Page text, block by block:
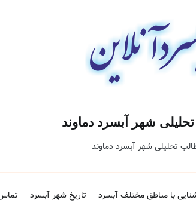
تحلیلی شهر آبسرد دماوند
تحلیلی شهر آبسرد دماوند
با مناطق مختلف آبسرد تاریخ شهر آبسرد